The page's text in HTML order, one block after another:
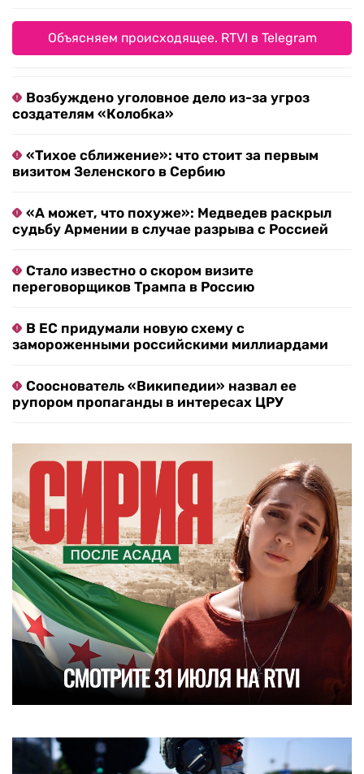
Объясняем происходящее. RTVI в Telegram
Возбуждено уголовное дело из-за угроз
создателям «Колобка»
«Тихое сближение»: что стоит за первым
визитом Зеленского в Сербию
«А может, что похуже»: Медведев раскрыл
судьбу Армении в случае разрыва с Россией
Стало известно о скором визите
переговорщиков Трампа в Россию
В ЕС придумали новую схему с
замороженными российскими миллиардами
Сооснователь «Википедии» назвал ее
рупором пропаганды в интересах ЦРУ